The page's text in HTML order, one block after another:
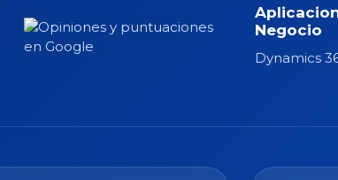
Negocio
Dynamics